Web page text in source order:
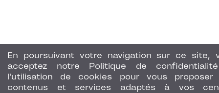
En poursuivant votre navigation sur ce site,
acceptez notre Politique de
l'utilisation de cookies pour vous proposer
contenus et services adaptés à vos